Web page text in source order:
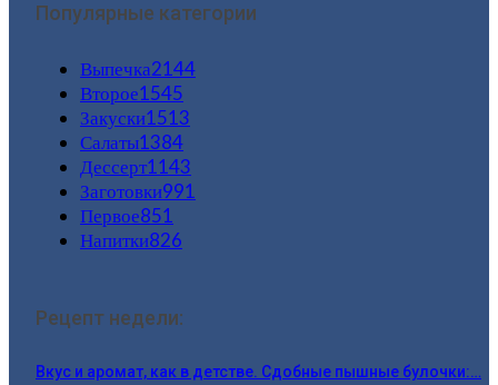
Популярные категории
Выпечка2144
Второе1545
Закуски1513
Салаты1384
Дессерт1143
Заготовки991
Первое851
Напитки826
Рецепт недели:
Вкус и аромат, как в детстве. Сдобные пышные булочки:…